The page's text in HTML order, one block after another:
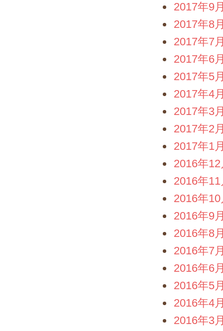
2017年9
2017年8
2017年7
2017年6
2017年5
2017年4
2017年3
2017年2
2017年1
2016年12
2016年11
2016年10
2016年9
2016年8
2016年7
2016年6
2016年5
2016年4
2016年3